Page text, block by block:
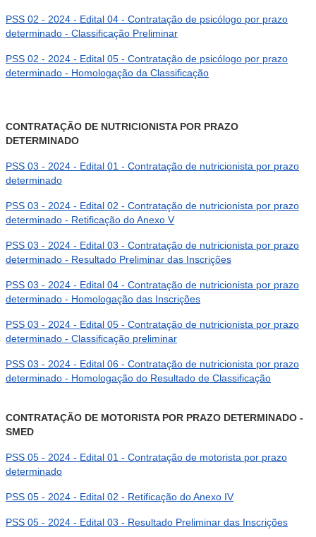
PSS 02 - 2024 - Edital 04 - Contratação de psicólogo por prazo
determinado - Classificação Preliminar
PSS 02 - 2024 - Edital 05 - Contratação de psicólogo por prazo
determinado - Homologação da Classificação
CONTRATAÇÃO DE NUTRICIONISTA POR PRAZO
DETERMINADO
PSS 03 - 2024 - Edital 01 - Contratação de nutricionista por prazo
determinado
PSS 03 - 2024 - Edital 02 - Contratação de nutricionista por prazo
determinado - Retificação do Anexo V
PSS 03 - 2024 - Edital 03 - Contratação de nutricionista por prazo
determinado - Resultado Preliminar das Inscrições
PSS 03 - 2024 - Edital 04 - Contratação de nutricionista por prazo
determinado - Homologação das Inscrições
PSS 03 - 2024 - Edital 05 - Contratação de nutricionista por prazo
determinado - Classificação preliminar
PSS 03 - 2024 - Edital 06 - Contratação de nutricionista por prazo
determinado - Homologação do Resultado de Classificação
CONTRATAÇÃO DE MOTORISTA POR PRAZO DETERMINADO -
SMED
PSS 05 - 2024 - Edital 01 - Contratação de motorista por prazo
determinado
PSS 05 - 2024 - Edital 02 - Retificação do Anexo IV
PSS 05 - 2024 - Edital 03 - Resultado Preliminar das Inscrições